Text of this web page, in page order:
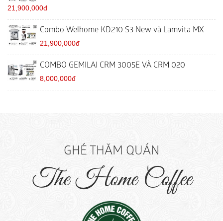
21,900,000đ
Combo Welhome KD210 S3 New và Lamvita MX
21,900,000đ
COMBO GEMILAI CRM 3005E VÀ CRM 020
8,000,000đ
GHÉ THĂM QUÁN
The Home Coffee